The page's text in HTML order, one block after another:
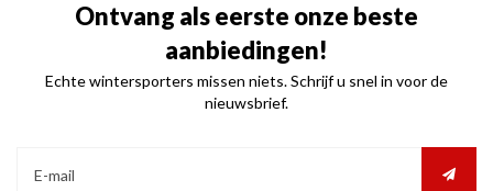
Ontvang als eerste onze beste
aanbiedingen!
Echte wintersporters missen niets. Schrijf u snel in voor de
nieuwsbrief.